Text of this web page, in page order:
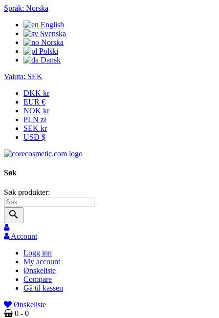
Språk: Norska
English
Svenska
Norska
Polski
Dansk
Valuta: SEK
DKK kr
EUR €
NOK kr
PLN zł
SEK kr
USD $
Søk
Søk produkter:
search
Account
Logg inn
My account
Ønskeliste
Compare
Gå til kassen
Ønskeliste
0 - 0